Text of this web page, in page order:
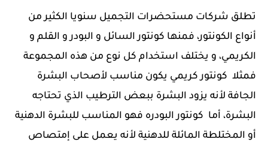
تطلق شركات مستحضرات التجميل سنويا الكثير من
أنواع الكونتور، فمنها كونتور السائل و البودر و القلم و
الكريمي، و يختلف استخدام كل نوع من هذه المجموعة
فمثلا كونتور كريمي يكون مناسب لأصحاب البشرة
الجافة لأنه يزود البشرة ببعض الترطيب الذي تحتاجه
البشرة، أما كونتور البودره فهو المناسب للبشرة الدهنية
أو المختلطة المائلة للدهنية لأنه يعمل على إمتصاص